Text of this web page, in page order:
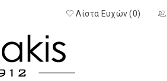
Λίστα Ευχών (0)